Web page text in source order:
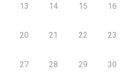
13 14 15 16
20 21 22 23
27 28 29 30